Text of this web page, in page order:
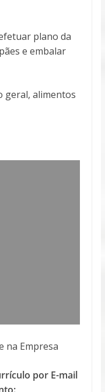
plano da
e embalar
geral, alimentos
na Empresa
por E-mail